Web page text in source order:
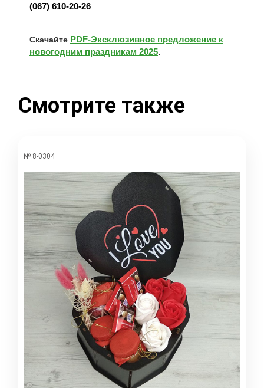
(067) 610-20-26
Скачайте PDF-Эксклюзивное предложение к
новогодним праздникам 2025.
Смотрите также
№ 8-0304